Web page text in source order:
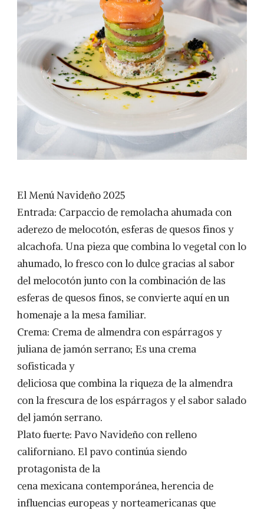
El Menú Navideño 2025
Entrada: Carpaccio de remolacha ahumada con
aderezo de melocotón, esferas de quesos finos y
alcachofa. Una pieza que combina lo vegetal con lo
ahumado, lo fresco con lo dulce gracias al sabor
del melocotón junto con la combinación de las
esferas de quesos finos, se convierte aquí en un
homenaje a la mesa familiar.
Crema: Crema de almendra con espárragos y
juliana de jamón serrano; Es una crema
sofisticada y
deliciosa que combina la riqueza de la almendra
con la frescura de los espárragos y el sabor salado
del jamón serrano.
Plato fuerte: Pavo Navideño con relleno
californiano. El pavo continúa siendo
protagonista de la
cena mexicana contemporánea, herencia de
influencias europeas y norteamericanas que